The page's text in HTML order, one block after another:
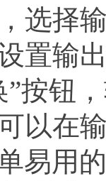
选择
置输
”按钮
以在
易用